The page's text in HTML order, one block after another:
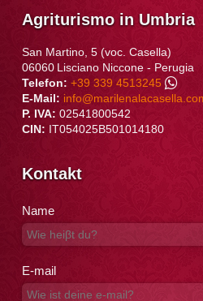
Agriturismo in Umbria
San Martino, 5 (voc. Casella)
06060 Lisciano Niccone- Perugia
Telefon: +39 339 4513245
E-Mail:
P. IVA: 02541800542
CIN: IT054025B501014180
Kontakt
Name
E-mail